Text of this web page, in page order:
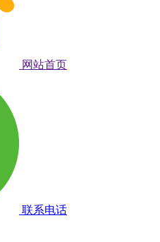
网站首页
联系电话